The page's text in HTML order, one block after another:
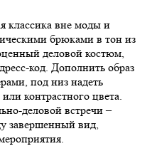
классика вне моды и
брюками в тон из
деловой костюм,
код. Дополнить образ
под низ надеть
контрастного цвета.
деловой встречи –
завершенный вид,